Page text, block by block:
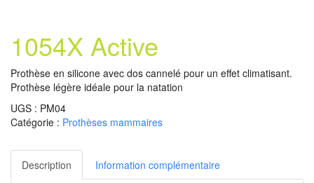
1054X Active
Prothèse en silicone avec dos cannelé pour un effet climatisant.
Prothèse légère idéale pour la natation
UGS : PM04
Catégorie : Prothèses mammaires
Description Information complémentaire